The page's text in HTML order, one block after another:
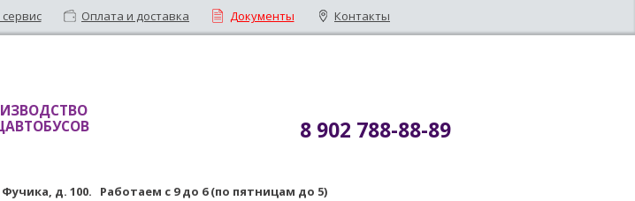
Оплата и доставка Документы Контакты
8 902 788-88-89
д. 100. Работаем с 9до 6 (по пятницам до 5)